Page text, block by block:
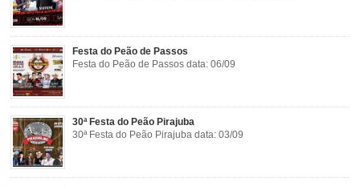
Festa do Peão de Passos
Festa do Peão de Passos data: 06/09
30ª Festa do Peão Pirajuba
30ª Festa do Peão Pirajuba data: 03/09